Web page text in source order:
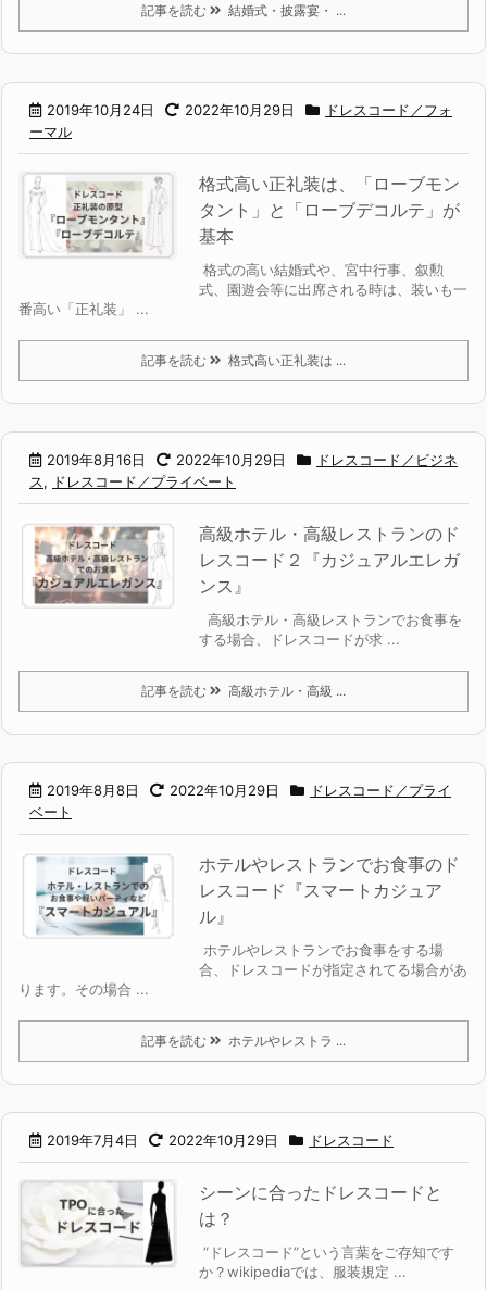
記事を読む 結婚式・披露宴・ ...
2019年10月24日 2022年10月29日
ドレスコード／フォ
ーマル
格式高い正礼装は、「ローブモン
タント」と「ローブデコルテ」が
基本
格式の高い結婚式や、宮中行事、叙勲
式、園遊会等に出席される時は、装いも一
番高い「正礼装」 ...
記事を読む 格式高い正礼装は ...
2019年8月16日 2022年10月29日
ドレスコード／ビジネ
ス, ドレスコード／プライベート
高級ホテル・高級レストランのド
レスコード２『カジュアルエレガ
ンス』
高級ホテル・高級レストランでお食事を
する場合、ドレスコードが求 ...
記事を読む 高級ホテル・高級 ...
2019年8月8日 2022年10月29日
ドレスコード／プライ
ベート
ホテルやレストランでお食事のド
レスコード『スマートカジュア
ル』
ホテルやレストランでお食事をする場
合、ドレスコードが指定されてる場合があ
ります。その場合 ...
記事を読む ホテルやレストラ ...
2019年7月4日 2022年10月29日 ドレスコード
シーンに合ったドレスコードと
は？
“ドレスコード”という言葉をご存知です
か？wikipediaでは、服装規定 ...